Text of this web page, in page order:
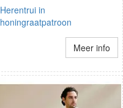
Herentrui in
honingraatpatroon
Meer info